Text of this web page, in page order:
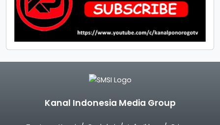
Kanal Indonesia Media Group